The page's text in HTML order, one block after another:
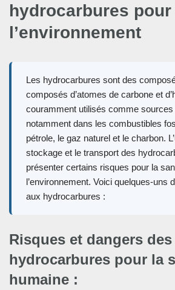
hydrocarbures
l’environnement
Les hydrocarbures sont des
composés d’atomes de carbone et
couramment utilisés comme sources
notamment dans les combustibles
pétrole, le gaz naturel et le charbon.
stockage et le transport des
présenter certains risques pour la
l’environnement. Voici quelques-uns
aux hydrocarbures :
Risques et dangers des
hydrocarbures pour la
humaine :